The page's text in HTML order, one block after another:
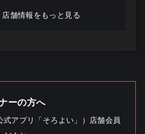
店舗情報をもっと見る
ーの方へ
式アプリ「そろよい」）店舗会員